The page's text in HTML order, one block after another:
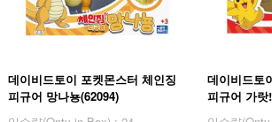
데이비드토이 포켓몬스터 체인징
피규어 망나뇽(62094)
데이비드토
피규어 가